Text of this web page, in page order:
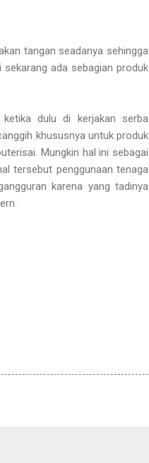
tangan seadanya sehingga
ada sebagian produk
dulu di kerjakan serba
khususnya untuk produk
Mungkin hal ini sebagai
tersebut penggunaan tenaga
karena yang tadinya